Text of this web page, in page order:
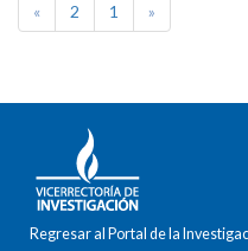
« 2 1 »
Regresar al Portal de la